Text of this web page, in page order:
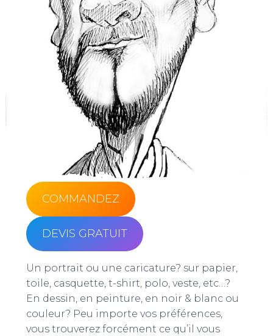
COMMANDEZ
DEVIS GRATUIT
Un portrait ou une caricature? sur papier,
toile, casquette, t-shirt, polo, veste, etc…?
En dessin, en peinture, en noir & blanc ou
couleur? Peu importe vos préférences,
vous trouverez forcément ce qu’il vous